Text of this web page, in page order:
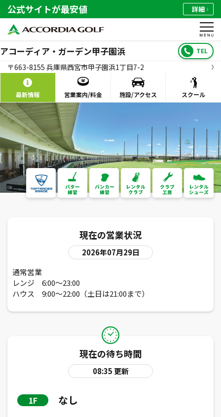
公式サイトが最安値 詳細
アコーディア・ガーデン甲子園浜 TEL
〒663-8155 兵庫県西宮市甲子園浜1丁目7-2
最新情報 営業案内/料金 施設/アクセス スクール
現在の営業状況
2026年07月29日
通常営業
レンジ 6:00～23:00
ハウス 9:00～22:00（土日は21:00まで）
現在の待ち時間
08:35 更新
1F なし